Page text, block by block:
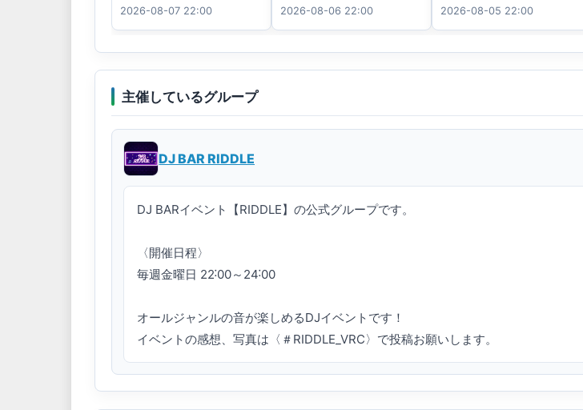
2026-08-07 22:00 2026-08-06 22:00 2026-08-05 22:00
主催しているグループ
DJ BAR RIDDLE
DJ BARイベント【RIDDLE】の公式グループです。
〈開催日程〉
毎週金曜日 22˸00～24˸00
オールジャンルの音が楽しめるDJイベントです！
イベントの感想、写真は〈＃RIDDLE_VRC〉で投稿お願いします。